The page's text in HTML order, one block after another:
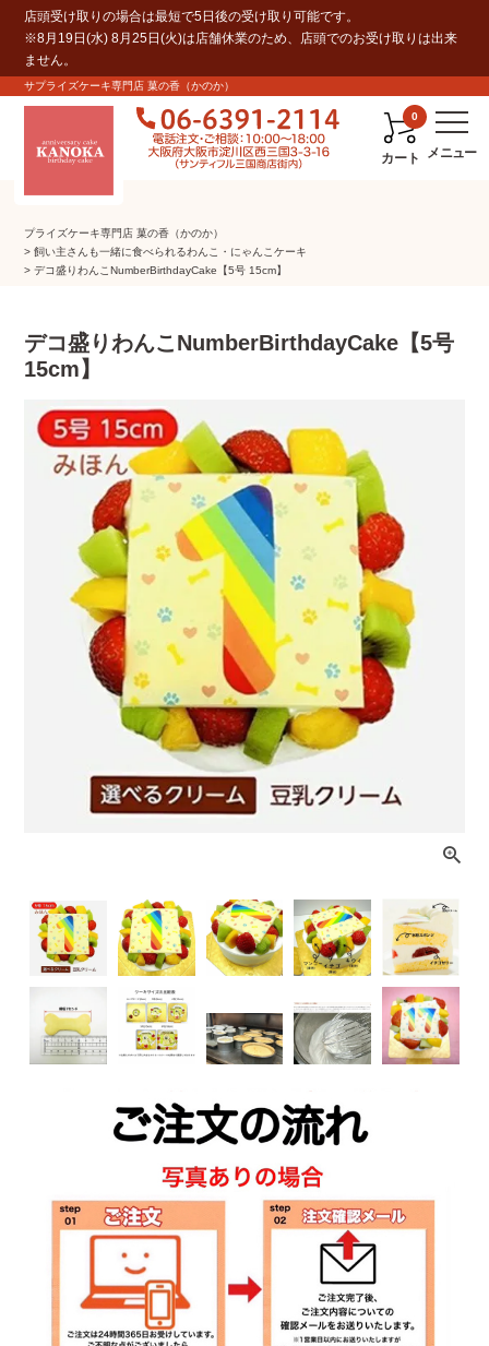
店頭受け取りの場合は最短で5日後の受け取り可能です。
※8月19日(水) 8月25日(火)は店舗休業のため、店頭でのお受け取りは出来
ません。
サプライズケーキ専門店 菓の香（かのか）
0
カート
プライズケーキ専⾨店 菓の⾹（かのか）
飼い主さんも一緒に食べられるわんこ・にゃんこケーキ
デコ盛りわんこNumberBirthdayCake【5号 15cm】
デコ盛りわんこNumberBirthdayCake【5号
15cm】